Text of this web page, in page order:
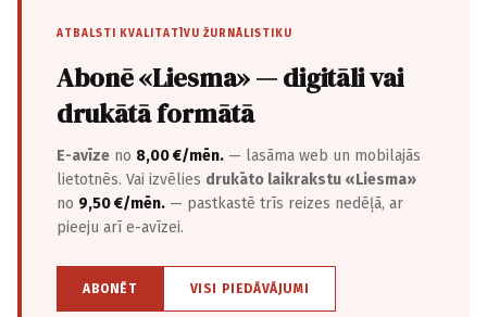
ATBALSTI KVALITATĪVU ŽURNĀLISTIKU
Abonē «Liesma» — digitāli vai
drukātā formātā
E-avīze no 8,00 €/mēn. — lasāma web un mobilajās
lietotnēs. Vai izvēlies drukāto laikrakstu «Liesma»
no 9,50 €/mēn. — pastkastē trīs reizes nedēļā, ar
pieeju arī e-avīzei.
ABONĒT VISI PIEDĀVĀJUMI